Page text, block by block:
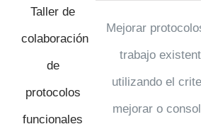
Mejorar
trabajo
utilizando el
mejorar o